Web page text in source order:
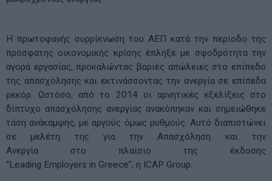
Η πρωτοφανής συρρίκνωση του ΑΕΠ κατά την περίοδο της
πρόσφατης οικονομικής κρίσης έπληξε με σφοδρότητα την
αγορά εργασίας, προκαλώντας βαριές απώλειες στο επίπεδο
της απασχόλησης και εκτινάσσοντας την ανεργία σε επίπεδα
ρεκόρ. Ωστόσο, από το 2014 οι αρνητικές εξελίξεις στο
δίπτυχο απασχόλησης ανεργίας ανακόπηκαν και σημειώθηκε
τάση ανάκαμψης, με αργούς όμως ρυθμούς. Αυτό διαπιστώνει
σε μελέτη της για την Απασχόληση και την
Ανεργία στo πλαίσιo της έκδοσης
“Leading Employers in Greece”, η ICAP Group.